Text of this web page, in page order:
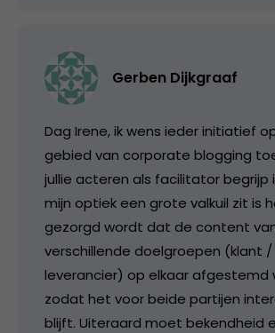
Gerben Dijkgraaf
Dag Irene, ik wens ieder initiatief
gebied van corporate blogging
jullie acteren als facilitator begrijp
mijn optiek een grote valkuil zit is
gezorgd wordt dat de content
verschillende doelgroepen (klant /
leverancier) op elkaar afgestemd
zodat het voor beide partijen
blijft. Uiteraard moet bekendheid